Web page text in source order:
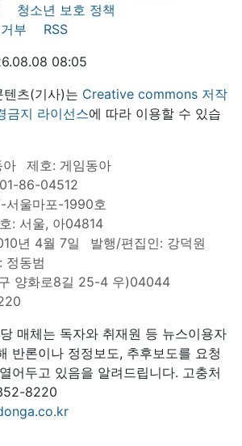
청소년 보호 정책
부
RSS
08:05
텐츠(기사)는 Creative commons 저작
금지 라이선스에 따라 이용할 수 있습
아
제호: 게임동아
86-04512
서울마포-1990호
: 서울, 아04814
년 4월 7일
발행/편집인: 강덕원
정동범
양화로8길 25-4 우)04044
당 매체는 독자와 취재원 등 뉴스이용자
반론이나 정정보도, 추후보도를 요청
어두고 있음을 알려드립니다. 고충처
8220